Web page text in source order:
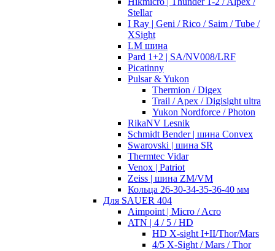
Stellar
I Ray | Geni / Rico / Saim / Tube /
XSight
LM шина
Pard 1+2 | SA/NV008/LRF
Picatinny
Pulsar & Yukon
Thermion / Digex
Trail / Apex / Digisight ultra
Yukon Nordforce / Photon
RikaNV Lesnik
Schmidt Bender | шина Convex
Swarovski | шина SR
Thermtec Vidar
Venox | Patriot
Zeiss | шина ZM/VM
Кольца 26-30-34-35-36-40 мм
Для SAUER 404
Aimpoint | Micro / Acro
ATN | 4 / 5 / HD
HD X-sight I+II/Thor/Mars
4/5 X-Sight / Mars / Thor